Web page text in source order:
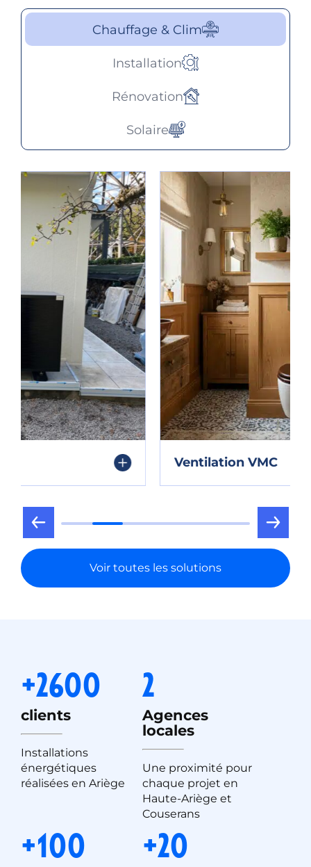
Chauffage & Clim
Installation
Rénovation
Solaire
Ventilation VMC
Voir toutes les solutions
+2600
clients
Installations
énergétiques
réalisées en Ariège
2
Agences
locales
Une proximité pour
chaque projet en
Haute-Ariège et
Couserans
+100 +20